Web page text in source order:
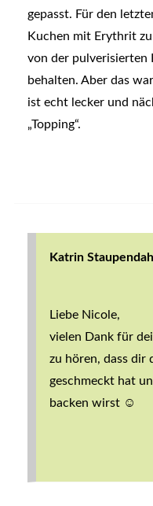
gepasst. Für den
Kuchen mit Erythrit
von der
behalten. Aber das
ist echt lecker und
„Topping“.
Katrin Staupendahl
Liebe Nicole,
vielen Dank für
zu hören, dass dir
geschmeckt hat
backen wirst ☺️